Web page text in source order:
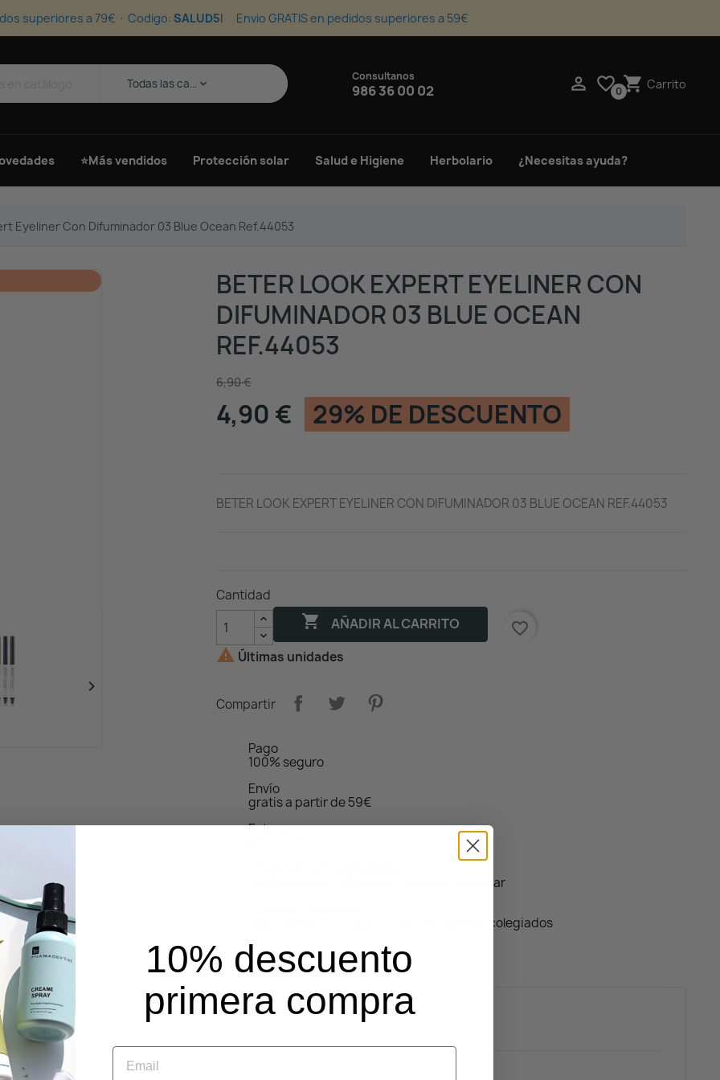
superiores a 79€ · Codigo: SALUD5 Envio GRATIS en pedidos superiores a 59€
Todas las ca... keyboard_arrow_down support_agent
Consultanos
986 36 00 02  favorite_border0shopping_cart Carrito
⭐Más vendidos Protección solar Salud e Higiene Herbolario ¿Necesitas ayuda?
Eyeliner Con Difuminador 03 Blue Ocean Ref.44053

BETER LOOK EXPERT EYELINER CON
DIFUMINADOR 03 BLUE OCEAN
REF.44053
6,90 €
4,90 € 29% DE DESCUENTO
BETER LOOK EXPERT EYELINER CON DIFUMINADOR 03 BLUE OCEAN REF.44053
Cantidad
 AÑADIR AL CARRITO
favorite_border
 Últimas unidades
Compartir
Pago
100% seguro
Envío
gratis a partir de 59€
Entregas
Escríbenos por WhatsApp antes de comprar
Reg. Sanitario PO-320-F · farmacéuticos colegiados
10% descuento
primera compra
Email